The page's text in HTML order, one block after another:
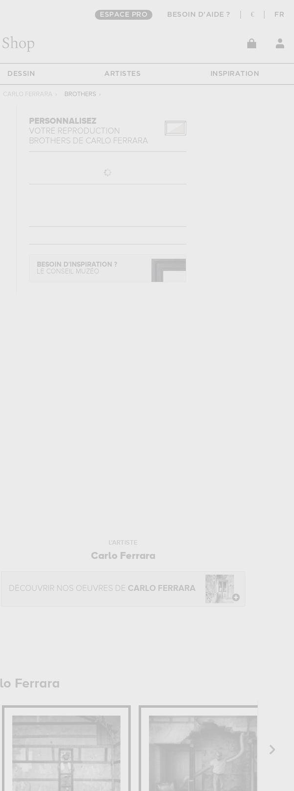
ESPACE PRO BESOIN D'AIDE ? € FR
DESSIN ARTISTES INSPIRATION
CARLO FERRARA › BROTHERS ›
PERSONNALISEZ
VOTRE REPRODUCTION
BROTHERS DE CARLO FERRARA
BESOIN D'INSPIRATION ?
LE CONSEIL MUZÉO
L'ARTISTE
Carlo Ferrara
DÉCOUVRIR NOS OEUVRES DE CARLO FERRARA
Ferrara